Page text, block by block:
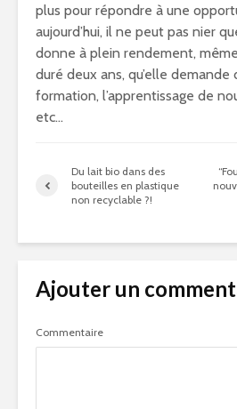
plus pour répondre à une
aujourd’hui, il ne peut pas nier
donne à plein rendement,
duré deux ans, qu’elle demande
formation, l’apprentissage de
etc…
Du lait bio dans des
bouteilles en plastique
non recyclable ?!
Ajouter un
Commentaire